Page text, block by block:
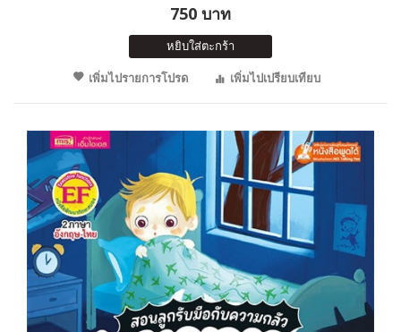
750 บาท
หยิบใส่ตะกร้า
เพิ่มไปรายการโปรด
เพิ่มไปเปรียบเทียบ